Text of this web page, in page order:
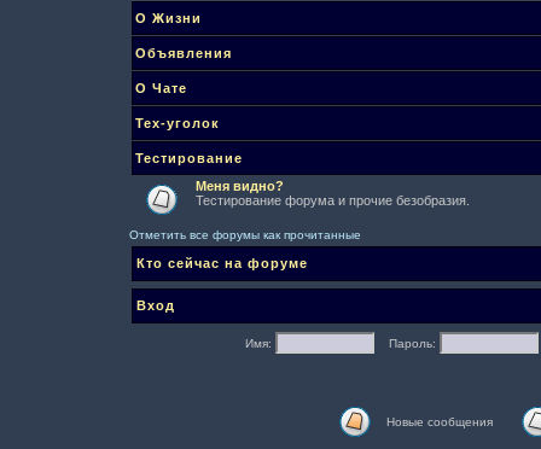
О Жизни
Объявления
О Чате
Тех-уголок
Тестирование
Меня видно?
Тестирование форума и прочие безобразия.
Отметить все форумы как прочитанные
Кто сейчас на форуме
Вход
Имя: Пароль:
Новые сообщения